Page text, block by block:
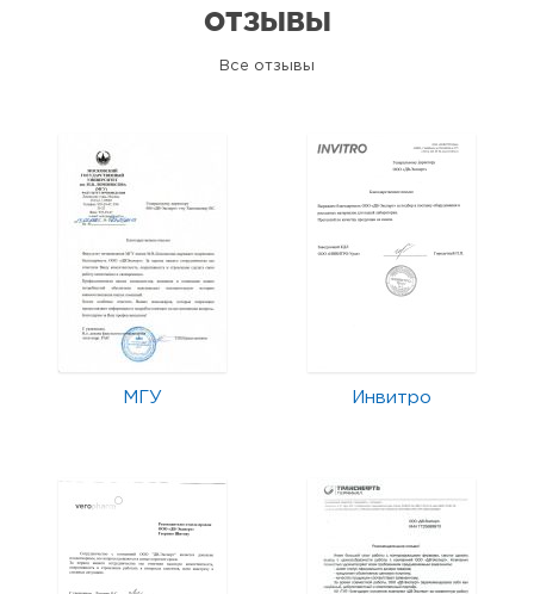
ОТЗЫВЫ
Все отзывы
МГУ Инвитро